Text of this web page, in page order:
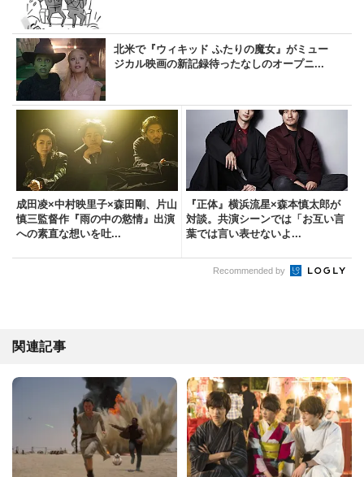
北米で『ウィキッド ふたりの魔女』がミュー
ジカル映画の新記録待ったなしのオープニ...
成田凌×中村映里子×森田剛、片山
慎三監督作『雨の中の慾情』出演
への素直な想いを吐...
『正体』横浜流星×森本慎太郎が
対談。共演シーンでは「お互い言
葉では言い表せないよ...
Recommended by
関連記事